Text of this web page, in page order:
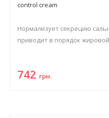
control cream
Нормализует секрецию
приводит в порядок
742 грн.